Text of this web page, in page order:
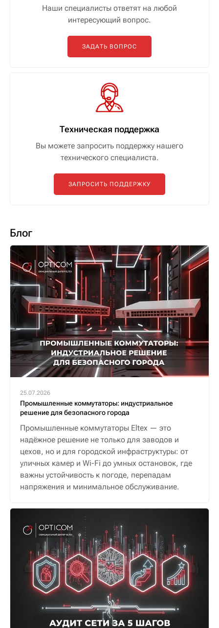
Наши специалисты ответят на любой
интересующий вопрос.
ЗАДАТЬ ВОПРОС
Техническая поддержка
Вы можете запросить поддержку нашего
технического специалиста.
ЗАПРОСИТЬ ПОДДЕРЖКУ
Блог
25.07.2026
Промышленные коммутаторы: индустриальное
решение для безопасного города
Промышленные коммутаторы Eltex — это
надёжное решение не только для заводов и
цехов, но и для городской инфраструктуры: от
уличных камер и Wi-Fi до умных остановок, где
важны устойчивость к погоде, перепадам
напряжения и минимальное обслуживание.